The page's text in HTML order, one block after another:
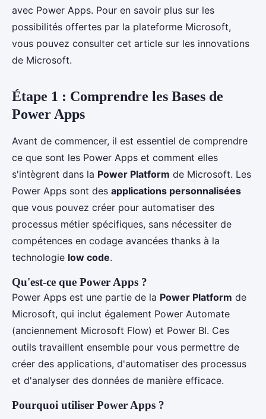
avec Power Apps. Pour en savoir plus sur les
possibilités offertes par la plateforme Microsoft,
vous pouvez consulter cet article sur les innovations
de Microsoft.
Étape 1 : Comprendre les Bases de
Power Apps
Avant de commencer, il est essentiel de comprendre
ce que sont les Power Apps et comment elles
s'intègrent dans la Power Platform de Microsoft. Les
Power Apps sont des applications personnalisées
que vous pouvez créer pour automatiser des
processus métier spécifiques, sans nécessiter de
compétences en codage avancées thanks à la
technologie low code.
Qu'est-ce que Power Apps ?
Power Apps est une partie de la Power Platform de
Microsoft, qui inclut également Power Automate
(anciennement Microsoft Flow) et Power BI. Ces
outils travaillent ensemble pour vous permettre de
créer des applications, d'automatiser des processus
et d'analyser des données de manière efficace.
Pourquoi utiliser Power Apps ?